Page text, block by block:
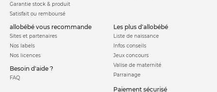
Garantie stock & produit
Satisfait ou remboursé
allobébé vous recommande
Sites et partenaires
Nos labels
Nos licences
Besoin d'aide ?
FAQ
les plus d'allobébé
Liste de naissance
Infos conseils
Jeux concours
Valise de maternité
Parrainage
Paiement sécurisé